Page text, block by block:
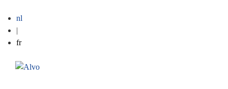
nl
|
fr